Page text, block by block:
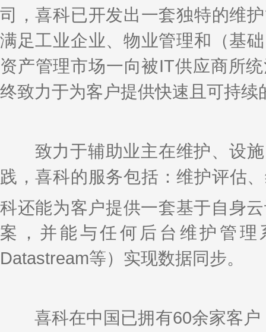
司，喜科已开发出一套独特的维
满足工业企业、物业管理和（基
资产管理市场一向被IT供应商所
终致力于为客户提供快速且可持续
致力于辅助业主在维护、设施
践，喜科的服务包括：维护评估
科还能为客户提供一套基于自身
案，并能与任何后台维护管理
Datastream等）实现数据同步。
喜科在中国已拥有60余家客户